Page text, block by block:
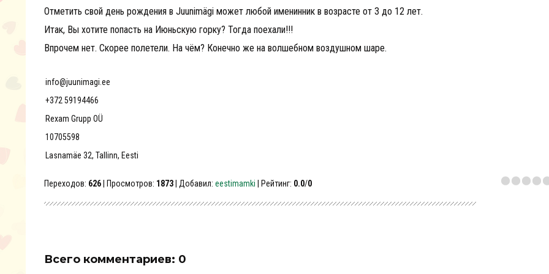
Отметить свой день рождения в Juunimägi может любой именинник в возрасте от 3 до 12 лет.
Итак, Вы хотите попасть на Июньскую горку? Тогда поехали!!!
Впрочем нет. Скорее полетели. На чём? Конечно же на волшебном воздушном шаре.
info@juunimagi.ee
+372 59194466
Rexam Grupp OÜ
10705598
Lasnamäe 32, Tallinn, Eesti
Переходов: 626 Просмотров: 1873 Добавил: eestimamki Рейтинг: 0.0/0
Всего комментариев: 0